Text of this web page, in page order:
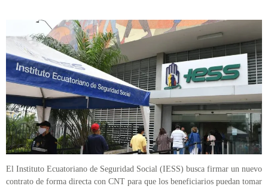
El Instituto Ecuatoriano de Seguridad Social (IESS) busca firmar un nuevo
contrato de forma directa con CNT para que los beneficiarios puedan tomar